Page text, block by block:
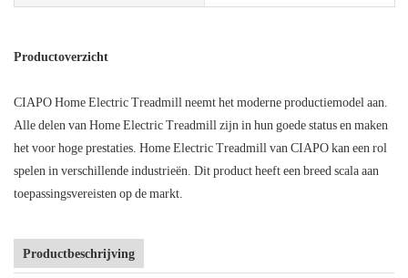
Productoverzicht
CIAPO Home Electric Treadmill neemt het moderne productiemodel aan.
Alle delen van Home Electric Treadmill zijn in hun goede status en maken
het voor hoge prestaties. Home Electric Treadmill van CIAPO kan een rol
spelen in verschillende industrieën. Dit product heeft een breed scala aan
toepassingsvereisten op de markt.
Productbeschrijving